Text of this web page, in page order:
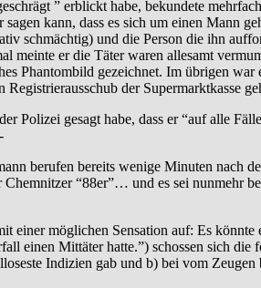
” erblickt habe, bekundete
kann, dass es sich um einen Mann
schmächtig) und die Person die ihn
er die Täter waren allesamt
Phantombild gezeichnet. Im übrigen
der Supermarktkasse
Polizei gesagt habe, dass er “auf alle
berufen bereits wenige Minuten nach
“88er”… und es sei nunmehr
einer möglichen Sensation auf: Es
einen Mittäter hatte.”) schossen sich
Indizien gab und b) bei vom